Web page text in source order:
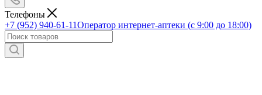
Телефоны
+7 (952) 940-61-11Оператор интернет-аптеки (с 9:00 до 18:00)